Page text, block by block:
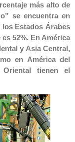
más alto de
se encuentra en
Estados Árabes
52%. En América
y Asia Central,
en América del
tienen el